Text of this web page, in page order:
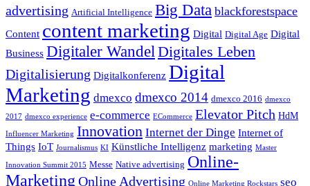
advertising Artificial Intelligence Big Data blackforestspace
Content content marketing Digital Digital Age Digital
Business Digitaler Wandel Digitales Leben
Digitalisierung Digitalkonferenz Digital
Marketing dmexco dmexco 2014 dmexco 2016 dmexco
2017 dmexco experience e-commerce ECommerce Elevator Pitch HdM
Influencer Marketing Innovation Internet der Dinge Internet of
Things IoT Journalismus KI Künstliche Intelligenz marketing Master
Innovation Summit 2015 Messe Native advertising Online-
Marketing Online Advertising Online Marketing Rockstars seo